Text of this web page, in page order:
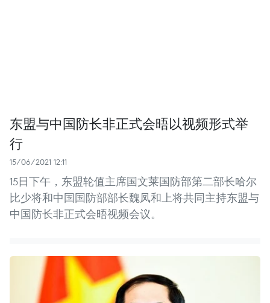
东盟与中国防长非正式会晤以视频形式举
行
15/06/2021 12:11
15日下午，东盟轮值主席国文莱国防部第二部长哈尔
比少将和中国国防部部长魏凤和上将共同主持东盟与
中国防长非正式会晤视频会议。